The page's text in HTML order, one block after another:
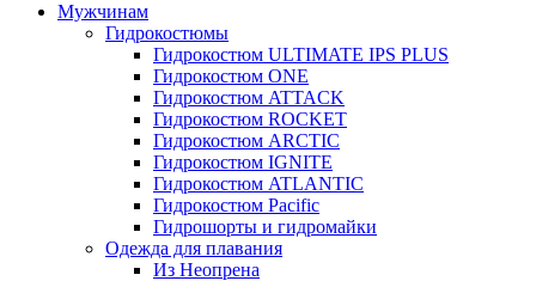
Мужчинам
Гидрокостюмы
Гидрокостюм ULTIMATE IPS PLUS
Гидрокостюм ONE
Гидрокостюм ATTACK
Гидрокостюм ROCKET
Гидрокостюм ARCTIC
Гидрокостюм IGNITE
Гидрокостюм ATLANTIC
Гидрокостюм Pacific
Гидрошорты и гидромайки
Одежда для плавания
Из Неопрена